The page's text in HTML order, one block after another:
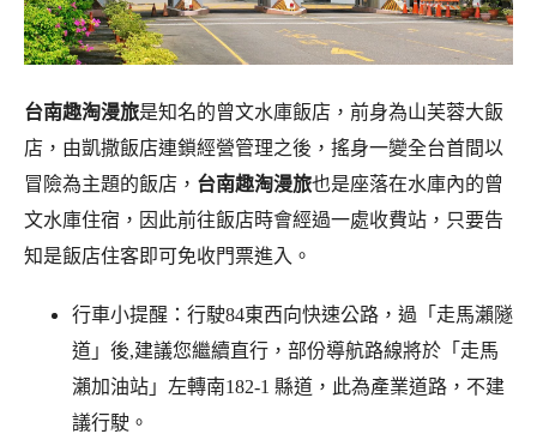
台南趣淘漫旅是知名的曾文水庫飯店，前身為山芙蓉大飯
店，由凱撒飯店連鎖經營管理之後，搖身一變全台首間以
冒險為主題的飯店， 台南趣淘漫旅也是座落在水庫內的曾
文水庫住宿，因此前往飯店時會經過一處收費站，只要告
知是飯店住客即可免收門票進入。
行車小提醒：行駛84東西向快速公路，過「走馬瀨隧
道」後,建議您繼續直行，部份導航路線將於「走馬
瀨加油站」左轉南182-1 縣道，此為產業道路，不建
議行駛。